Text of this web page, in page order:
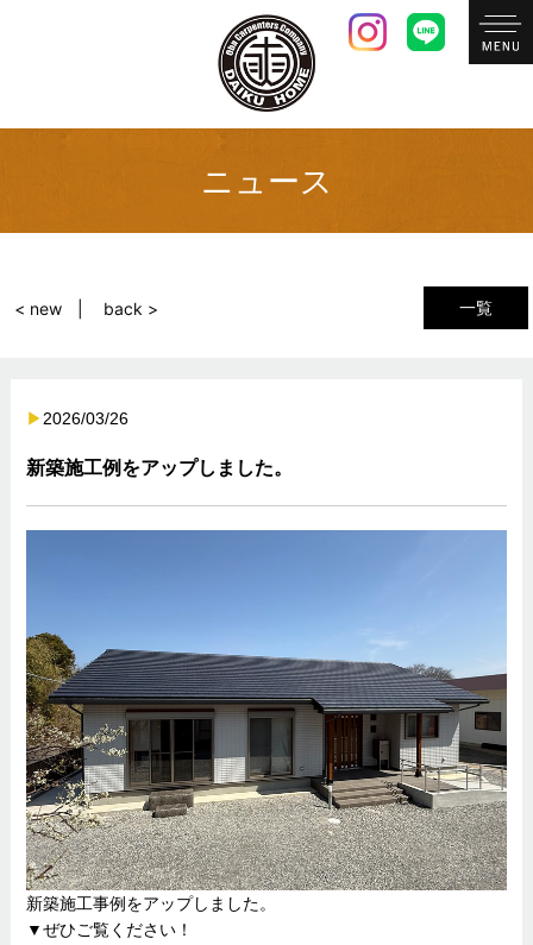
ニュース
一覧
< new back >
2026/03/26
新築施工例をアップしました。
新築施工事例をアップしました。
▼ぜひご覧ください！